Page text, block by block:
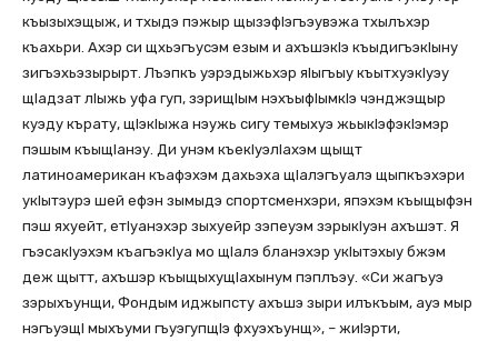
къызыхэщыж, и тхыдэ пэжыр щызэфIэгъэувэжа тхылъхэр
къахьри. Ахэр си щхьэгъусэм езым и ахъшэкIэ къыдигъэкIыну
зигъэхьэзырырт. Лъэпкъ уэрэдыжьхэр яIыгъыу къытхуэкIуэу
щIадзат лIыжь уфа гуп, зэрищIым нэхъыфIымкIэ чэнджэщыр
куэду кърату, щIэкIыжа нэужь сигу темыхуэ жьыкIэфэкIэмэр
пэшым къыщIанэу. Ди унэм къекIуэлIахэм щыщт
латиноамерикан къафэхэм дахьэха щIалэгъуалэ щыпкъэхэри
укIытэурэ шей ефэн зымыдэ спортсменхэри, япэхэм къыщыфэн
пэш яхуейт, етIуанэхэр зыхуейр зэпеуэм зэрыкIуэн ахъшэт. Я
гъэсакIуэхэм къагъэкIуа мо щIалэ бланэхэр укIытэхыу бжэм
деж щытт, ахъшэр къыщыхущIахынум пэплъэу. «Си жагъуэ
зэрыхъунщи, Фондым иджыпсту ахъшэ зыри илъкъым, ауэ мыр
нэгъуэщI мыхъуми гъуэгупщIэ фхуэхъунщ», – жиIэрти,